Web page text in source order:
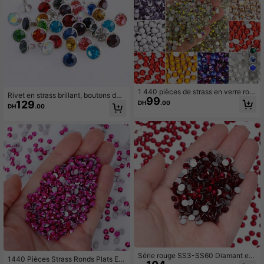
Rivet en strass brillant, boutons déc
oratifs multicolores DIY, accessoire
s durables pour vêtements, chaussu
DH129.00
1440 Pièces Strass Ronds Plats En
9
1 440 pièces de strass en verre ron
ds à fond plat, taille SS3-SS30, cou
leur jaune clair. Accessoires pour vê
DH99.00
Série rouge SS3-SS60 Diamant en